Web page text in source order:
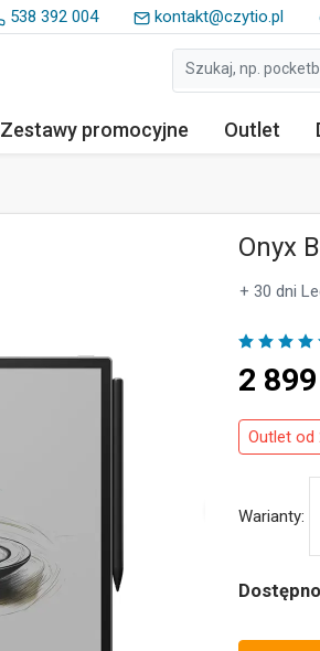
538 392 004 kontakt@czytio.pl
Zestawy promocyjne Outlet
Onyx
+ 30 dni
2 899
Outlet od
Warianty: